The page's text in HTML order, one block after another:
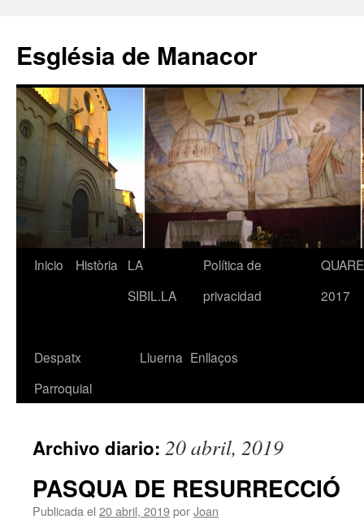
contenido
Església de Manacor
Inicio Història
LA
SIBIL.LA
Política de
privacidad
2017
Despatx
Parroquial
Lluerna Enllaços
Archivo diario: 20 abril, 2019
PASQUA DE RESURRECCIÓ
Publicada el 20 abril, 2019porJoan